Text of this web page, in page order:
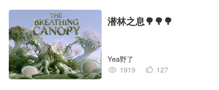
潜林之息🌳🌳🌳
Yea野了
1919
127